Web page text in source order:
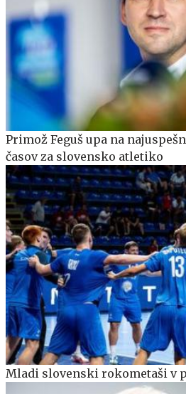
Primož Feguš upa na
časov za slovensko atletiko
Mladi slovenski rokometaši v